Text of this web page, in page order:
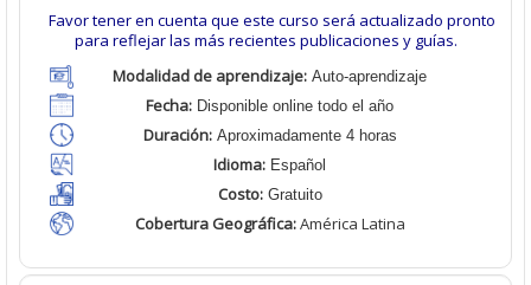
Favor tener en cuenta que este curso será actualizado pronto
para reflejar las más recientes publicaciones y guías.
Modalidad de aprendizaje: Auto-aprendizaje
Fecha: Disponible online todo el año
Duración:Aproximadamente 4 horas
Idioma: Español
Costo:Gratuito
Cobertura Geográfica:América Latina